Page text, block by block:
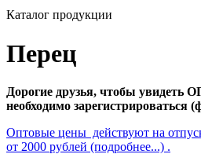
Каталог продукции
Перец
Дорогие друзья, чтобы
необходимо зарегистрироваться
Оптовые цены действуют на
от 2000 рублей (подробнее...) .